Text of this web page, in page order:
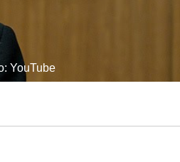
YouTube